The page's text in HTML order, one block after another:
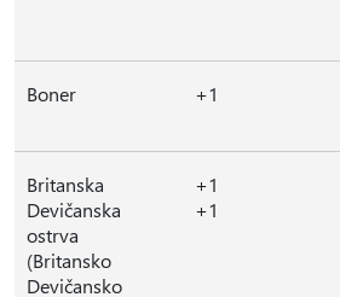
Boner +1
Britanska
Devičanska
ostrva
(Britansko
Devičansko
+1
+1